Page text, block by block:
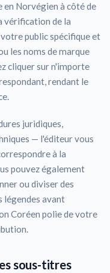
Norvégien à côté de
vérification de la
public spécifique et
les noms de marque
cliquer sur n'importe
rendant le
juridiques,
— l'éditeur vous
à la
pouvez également
ou diviser des
légendes avant
Coréen polie de votre
sous-titres